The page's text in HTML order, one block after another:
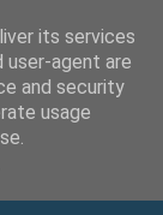
its services
user-agent are
and security
usage